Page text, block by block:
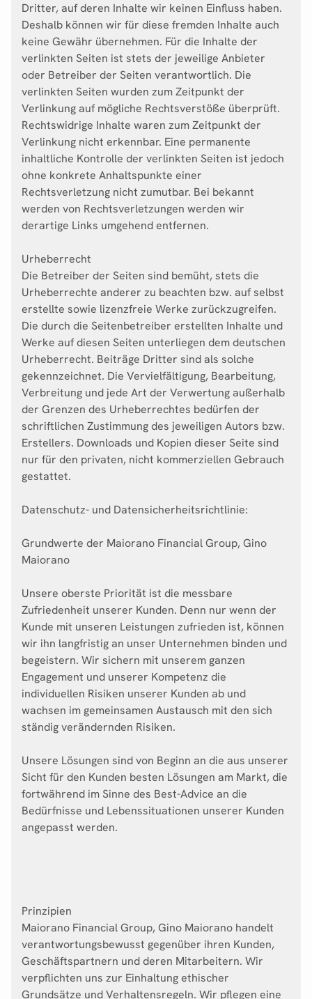
Dritter, auf deren Inhalte wir keinen Einfluss haben.
Deshalb können wir für diese fremden Inhalte auch
keine Gewähr übernehmen. Für die Inhalte der
verlinkten Seiten ist stets der jeweilige Anbieter
oder Betreiber der Seiten verantwortlich. Die
verlinkten Seiten wurden zum Zeitpunkt der
Verlinkung auf mögliche Rechtsverstöße überprüft.
Rechtswidrige Inhalte waren zum Zeitpunkt der
Verlinkung nicht erkennbar. Eine permanente
inhaltliche Kontrolle der verlinkten Seiten ist jedoch
ohne konkrete Anhaltspunkte einer
Rechtsverletzung nicht zumutbar. Bei bekannt
werden von Rechtsverletzungen werden wir
derartige Links umgehend entfernen.
Urheberrecht
Die Betreiber der Seiten sind bemüht, stets die
Urheberrechte anderer zu beachten bzw. auf selbst
erstellte sowie lizenzfreie Werke zurückzugreifen.
Die durch die Seitenbetreiber erstellten Inhalte und
Werke auf diesen Seiten unterliegen dem deutschen
Urheberrecht. Beiträge Dritter sind als solche
gekennzeichnet. Die Vervielfältigung, Bearbeitung,
Verbreitung und jede Art der Verwertung außerhalb
der Grenzen des Urheberrechtes bedürfen der
schriftlichen Zustimmung des jeweiligen Autors bzw.
Erstellers. Downloads und Kopien dieser Seite sind
nur für den privaten, nicht kommerziellen Gebrauch
gestattet.
Datenschutz- und Datensicherheitsrichtlinie:
Grundwerte der Maiorano Financial Group, Gino
Maiorano
Unsere oberste Priorität ist die messbare
Zufriedenheit unserer Kunden. Denn nur wenn der
Kunde mit unseren Leistungen zufrieden ist, können
wir ihn langfristig an unser Unternehmen binden und
begeistern. Wir sichern mit unserem ganzen
Engagement und unserer Kompetenz die
individuellen Risiken unserer Kunden ab und
wachsen im gemeinsamen Austausch mit den sich
ständig verändernden Risiken.
Unsere Lösungen sind von Beginn an die aus unserer
Sicht für den Kunden besten Lösungen am Markt, die
fortwährend im Sinne des Best-Advice an die
Bedürfnisse und Lebenssituationen unserer Kunden
angepasst werden.
Prinzipien
Maiorano Financial Group, Gino Maiorano handelt
verantwortungsbewusst gegenüber ihren Kunden,
Geschäftspartnern und deren Mitarbeitern. Wir
verpflichten uns zur Einhaltung ethischer
Grundsätze und Verhaltensregeln. Wir pflegen eine